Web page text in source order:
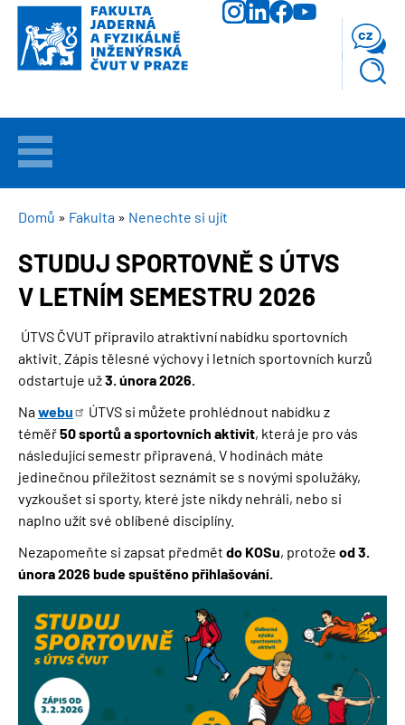
Přejít
hlavnímu
obsahu
VÍTEJTE
UCHAZEČI
STUDIUM
A
VÝZKUM
cz
DROBEČKOVÁ
Domů Fakulta Nenechte si ujít
STUDUJ SPORTOVNĚ S ÚTVS
V LETNÍM SEMESTRU 2026
ÚTVS ČVUT připravilo atraktivní nabídku sportovních
aktivit. Zápis tělesné výchovy i letních sportovních kurzů
odstartuje už3. února 2026.
Nawebu
ÚTVS si můžete prohlédnout nabídku z
téměř50 sportů a sportovních aktivit, která je pro vás
následující semestr připravená. V hodinách máte
jedinečnou příležitost seznámit se s novými spolužáky,
vyzkoušet si sporty, které jste nikdy nehráli, nebo si
naplno užít své oblíbené disciplíny.
Nezapomeňte si zapsat předmět do KOSu, protože od 3.
února 2026 bude spuštěno přihlašování.